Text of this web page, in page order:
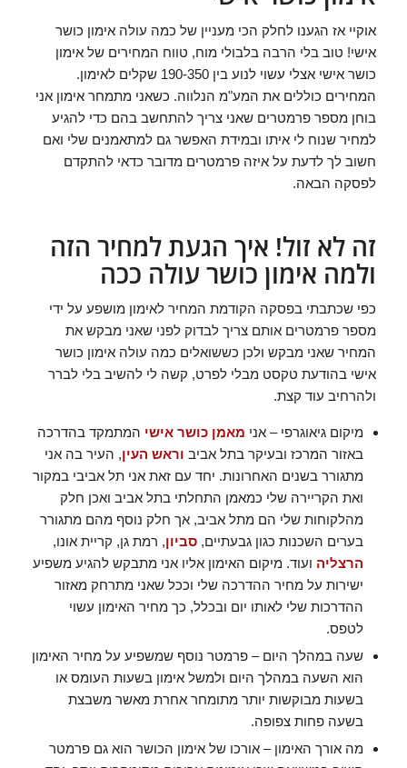
אוקיי אז הגענו לחלק הכי מעניין של כמה עולה אימון כושר
אישי! טוב בלי הרבה בלבולי מוח, טווח המחירים של אימון
כושר אישי אצלי עשוי לנוע בין 190-350 שקלים לאימון.
המחירים כוללים את המע"מ הנלווה. כשאני מתמחר אימון אני
בוחן מספר פרמטרים שאני צריך להתחשב בהם כדי להגיע
למחיר שנוח לי איתו ובמידת האפשר גם למתאמנים שלי ואם
חשוב לך לדעת על איזה פרמטרים מדובר כדאי להתקדם
לפסקה הבאה.
זה לא זול! איך הגעת למחיר הזה
ולמה אימון כושר עולה ככה
כפי שכתבתי בפסקה הקודמת המחיר לאימון מושפע על ידי
מספר פרמטרים אותם צריך לבדוק לפני שאני מבקש את
המחיר שאני מבקש ולכן כששואלים כמה עולה אימון כושר
אישי בהודעת טקסט מבלי לפרט, קשה לי להשיב בלי לברר
ולהרחיב עוד קצת.
מיקום גיאוגרפי – אני מאמן כושר אישי המתמקד בהדרכה
באזור המרכז ובעיקר בתל אביב וראש העין, העיר בה אני
מתגורר בשנים האחרונות. יחד עם זאת אני תל אביבי במקור
ואת הקריירה שלי כמאמן התחלתי בתל אביב ואכן חלק
מהלקוחות שלי הם מתל אביב, אך חלק נוסף מהם מתגורר
בערים השכנות כגון גבעתיים, סביון, רמת גן, קריית אונו,
הרצליה ועוד. מיקום האימון אליו אני מתבקש להגיע משפיע
ישירות על מחיר ההדרכה שלי וככל שאני מתרחק מאזור
ההדרכות שלי לאותו יום ובכלל, כך מחיר האימון עשוי
לטפס.
שעה במהלך היום – פרמטר נוסף שמשפיע על מחיר האימון
הוא השעה במהלך היום ולמשל אימון בשעות העומס או
בשעות מבוקשות יותר מתומחר אחרת מאשר משבצת
בשעה פחות צפופה.
מה אורך האימון – אורכו של אימון הכושר הוא גם פרמטר